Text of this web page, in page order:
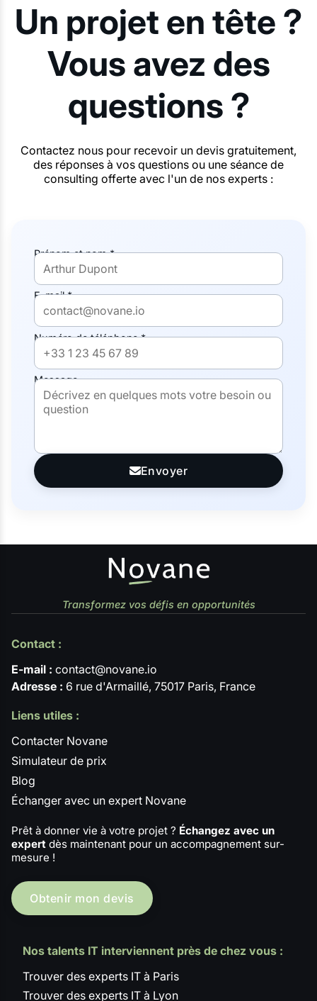
Un projet en tête ?
Vous avez des
questions ?
Contactez nous pour recevoir un devis gratuitement,
des réponses à vos questions ou une séance de
consulting offerte avec l'un de nos experts :
Prénom et nom *
E-mail *
Numéro de téléphone *
Message
Envoyer
Transformez vos défis en opportunités
Contact :
E-mail : contact@novane.io
Adresse : 6 rue d'Armaillé, 75017 Paris, France
Liens utiles :
Contacter Novane
Simulateur de prix
Blog
Échanger avec un expert Novane
Prêt à donner vie à votre projet ? Échangez avec un
expert dès maintenant pour un accompagnement sur-
mesure !
Obtenir mon devis
Nos talents IT interviennent près de chez vous :
Trouver des experts IT à Paris
Trouver des experts IT à Lyon